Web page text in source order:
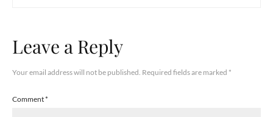
Leave a Reply
Your email address will not be published. Required fields are marked *
Comment*